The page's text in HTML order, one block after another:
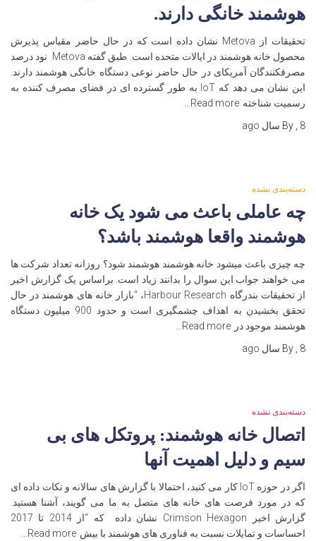
هوشمند خانگی دارند.
تحقیقات از Metova نشان داده است که در حال حاضر مقیاس پذیرش
محصول خانه هوشمند در ایالات متحده است. طبق گفته Metova نود درصد
مصرفکنندگان آمریکای در حال حاضر نوعی دستگاه خانگی هوشمند دارند.
این نشان می دهد که IoT به طور گسترده ای در فضای مصرف کننده به
رسمیت شناخته Read more…
By
8 سال
دسته‌بندی نشده
چه عاملی باعث می شود یک خانه
هوشمند واقعا هوشمند باشد؟
چه چیزی باعث میشود خانه هوشمند هوشمند شود؟ روزانه تعداد شرکت ها
می خواهند جواب این سوال را بدانند زیاد است. براساس یک گزارش اخیر
از تحقیقات بندرگاه Harbour Research، “بازار خانه های هوشمند در حال
تحقق بخشیدن به اهداف چشمگیری است و حدود 900 میلیون دستگاه
هوشمند موجود در Read more…
By
8 سال
دسته‌بندی نشده
اتصال خانه هوشمند: پروتکل های بی
سیم و دلیل اهمیت آنها
اگر در حوزه IoT کار می کنید، احتمالا با گزارش های سالانه و نکات داده ای
که در مورد فرصت های خانه های متصل به ما می گویند، آشنا هستید.
گزارش اخیر Crimson Hexagon نشان داده که “از 2014 تا 2017
احساسات و تمایلات نسبت به فناوری های هوشمند با بیش Read more…